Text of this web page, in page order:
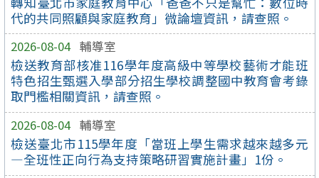
代的共同照顧與家庭教育」微論壇資訊，請查照。
2026-08-04 輔導室
檢送教育部核准116學年度高級中等學校藝術才能班
特色招生甄選入學部分招生學校調整國中教育會考錄
取門檻相關資訊，請查照。
2026-08-04 輔導室
檢送臺北市115學年度「當班上學生需求越來越多元
—全班性正向行為支持策略研習實施計畫」1份。